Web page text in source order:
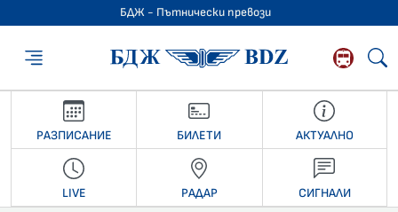
БДЖ - Пътнически превози
БДЖ -
РАЗПИСАНИЕ БИЛЕТИ АКТУАЛНО
LIVE РАДАР СИГНАЛИ